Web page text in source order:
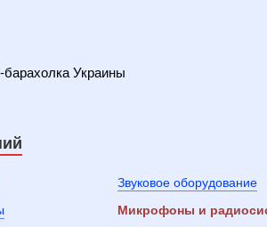
Украины
Звуковое оборудование
Микрофоны и